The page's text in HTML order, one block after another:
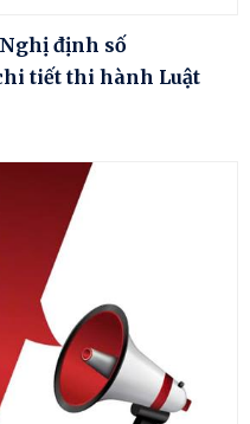
định số
tiết thi hành Luật